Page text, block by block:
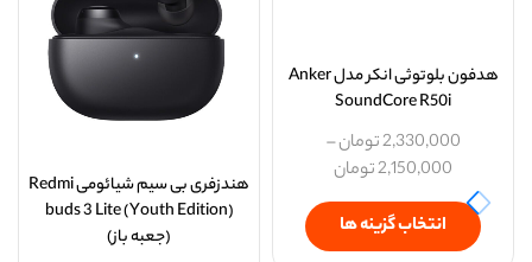
هدفون بلوتوثی انکر مدل Anker
SoundCore R50i
2,330,000تومان–
2,150,000تومان
انتخاب گزینه ها
هندزفری بی سیم شیائومی Redmi
buds 3 Lite (Youth Edition)
(جعبه باز)